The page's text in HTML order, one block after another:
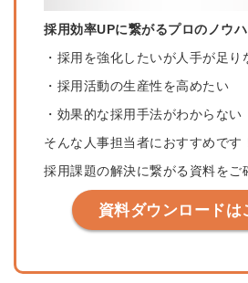
採用効率UPに繋がるプロのノウハ
・採用を強化したいが人手が足り
・採用活動の生産性を高めたい
・効果的な採用手法がわからない
そんな人事担当者におすすめです
採用課題の解決に繋がる資料をご
資料ダウンロードは